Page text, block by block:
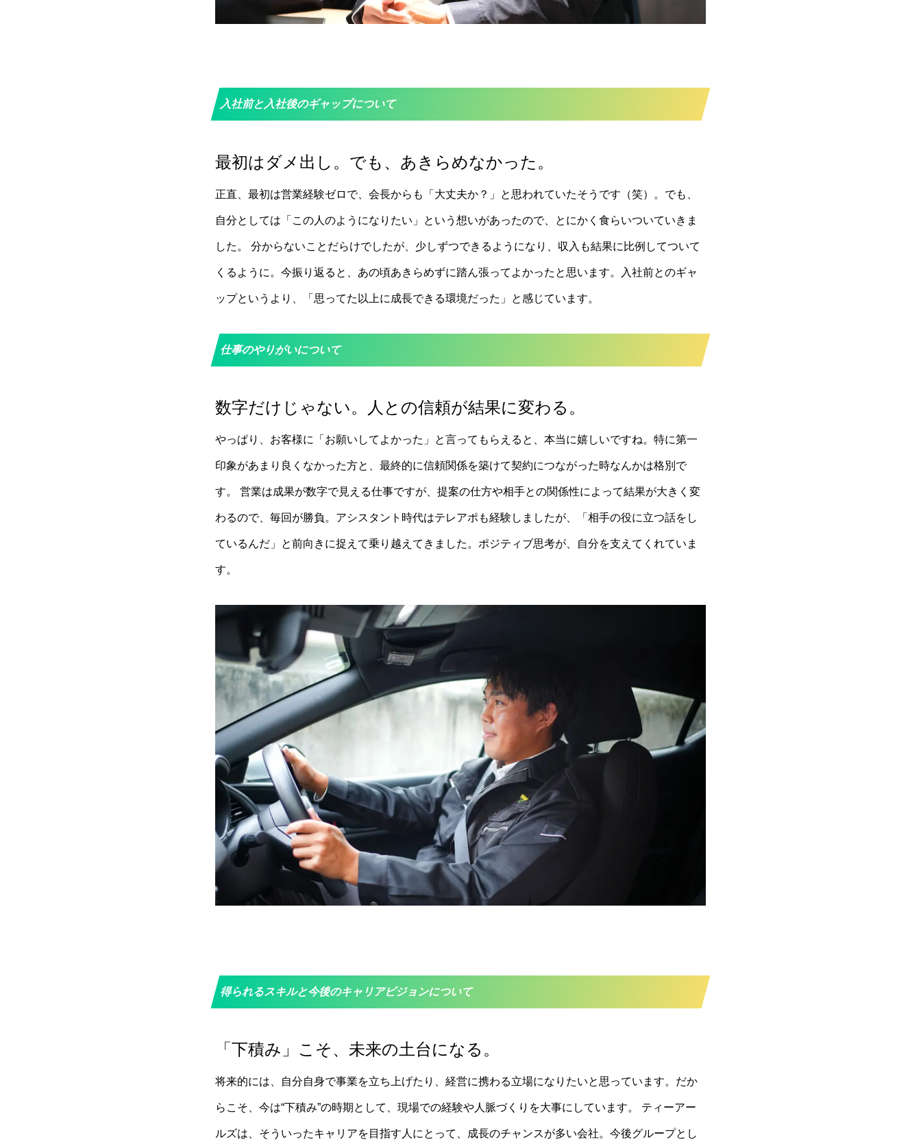
入社前と入社後のギャップについて
最初はダメ出し。でも、あきらめなかった。
正直、最初は営業経験ゼロで、会長からも「大丈夫か？」と思われていたそうです（笑）。でも、
自分としては「この人のようになりたい」という想いがあったので、とにかく食らいついていきま
した。 分からないことだらけでしたが、少しずつできるようになり、収入も結果に比例してついて
くるように。今振り返ると、あの頃あきらめずに踏ん張ってよかったと思います。入社前とのギャ
ップというより、「 思ってた 以上に成長できる環境だった」と感じています。
仕事のやりがいについて
数字だけじゃない。人との信頼が結果に変わる。
やっぱり、お客様に「お願いしてよかった」と言ってもらえると、本当に嬉しいですね。特に第一
印象があまり良くなかった方と、最終的に信頼関係を築けて契約につながった時なんかは格別で
す。 営業は成果が数字で見える仕事ですが、提案の仕方や相手との関係性によって結果が大きく変
わるので、毎回が勝負。アシスタント時代はテレアポも経験しましたが、「相手の役に立つ話をし
ている んだ」と前向きに捉えて乗り越えてきました。ポジティブ思考が、自分を支えてくれていま
す。
得られるスキルと今後のキャリアビジョンについて
「下積み」こそ、未来の土台になる。
将来的には、自分自身で事業を立ち 上げたり 、経営に携わる立場になりたいと思っています。だか
らこそ、今は“下積み”の時期として、現場での経験や人脈づくりを大事にしています。 ティーアー
ルズは、そういったキャリアを目指す人にとって、成長のチャンスが多い会社。今後グループとし